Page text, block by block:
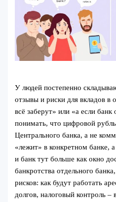
У людей постепенно
отзывы и риски для вкладов в
всё заберут» или «а если
понимать, что цифровой рубль
Центрального банка, а не
«лежит» в конкретном банке,
и банк тут больше как окно
банкротства отдельного
рисков: как будут работать
долгов, налоговый контроль –